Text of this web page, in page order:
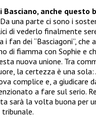
Basciano, anche questo
Da una parte ci sono i
di vederlo finalmente
fan dei “Basciagoni”, che
di fiamma con Sophie e
nuova unione. Tra
la certezza è una sola:
complice e, a giudicare
a fare sul serio.
sarà la volta buona per